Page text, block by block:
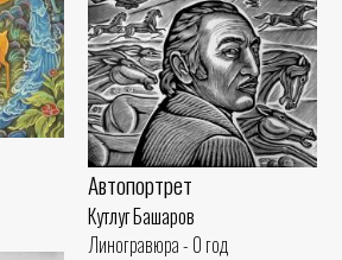
Автопортрет
Кутлуг Башаров
Линогравюра - 0 год